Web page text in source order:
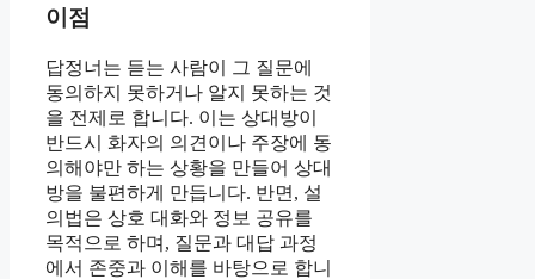
이점
답정너는 듣는 사람이 그 질문에
동의하지 못하거나 알지 못하는 것
을 전제로 합니다. 이는 상대방이
반드시 화자의 의견이나 주장에 동
의해야만 하는 상황을 만들어 상대
방을 불편하게 만듭니다. 반면, 설
의법은 상호 대화와 정보 공유를
목적으로 하며, 질문과 대답 과정
에서 존중과 이해를 바탕으로 합니